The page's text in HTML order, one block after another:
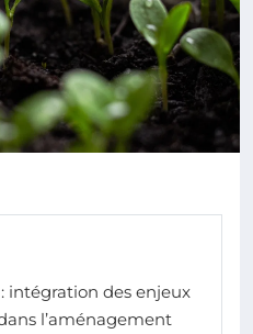
: intégration des enjeux
l’aménagement